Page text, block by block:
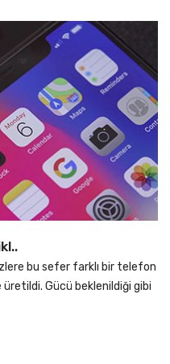
bu sefer farklı bir telefon
Gücü beklenildiği gibi